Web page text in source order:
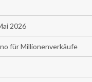
2026
für Millionenverkäufe